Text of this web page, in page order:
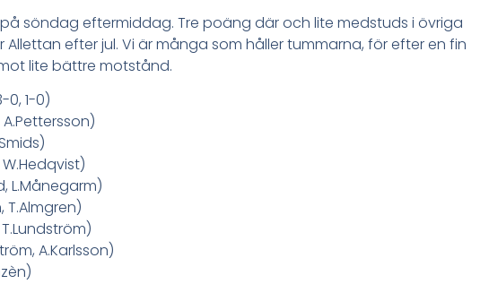
söndag eftermiddag. Tre poäng där och lite medstuds i övriga
efter jul. Vi är många som håller tummarna, för efter en fin
lite bättre motstånd.
0, 1-0)
A.Pettersson)
W.Hedqvist)
L.Månegarm)
T.Almgren)
A.Karlsson)